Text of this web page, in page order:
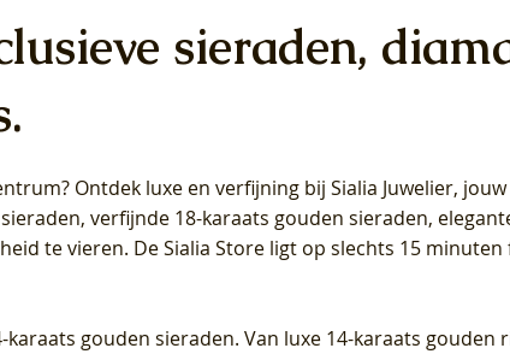
Lab Diamonds Ring LG1028Y -
(14k) met Lab grown
Blush Lab
- Geelgoud (14k)
Diamant
Lab Diamonds Oorknoppen
- Geelgoud (14k) met Lab
Diamant
Blush Lab
Geelgoud (14k)
Diamant
Lab Diamonds Oorknoppen
- Geelgoud (14k) met Lab
Diamant
Blush Lab
LG7033Y –
grown Diamant
sieraden,
? Ontdek luxe en verfijning bij Sialia Juwelier,
verfijnde 18-karaats gouden sieraden,
te vieren. De Sialia Store ligt op slechts 15 minuten
gouden sieraden. Van luxe 14-karaats gouden